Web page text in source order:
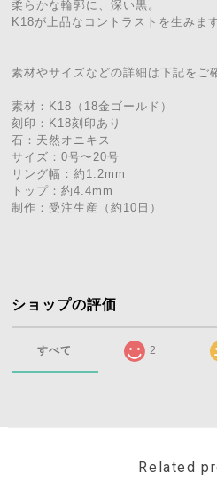
柔らかな輪郭に、深い黒。
K18が上品なコントラストを生みます
素材やサイズなどの詳細は下記をご
素材：K18（18金ゴールド）
刻印：K18刻印あり
石：天然オニキス
サイズ：0号〜20号
リング幅：約1.2mm
トップ：約4.4mm
制作：受注生産（約10日）
ショップの評価
すべて 2
Related